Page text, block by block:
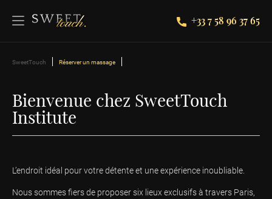
+33 7 58 96 37 65
SweetTouch Réserver un massage
Bienvenue chez SweetTouch
Institute
L’endroit idéal pour votre détente et une expérience inoubliable.
Nous sommes fiers de proposer six lieux exclusifs à travers Paris,